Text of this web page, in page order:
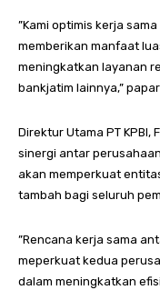
”Kami optimis kerja
memberikan manfaat
meningkatkan layanan
bankjatim lainnya,”
Direktur Utama PT KPBI,
sinergi antar
akan memperkuat
tambah bagi seluruh
”Rencana kerja sama
meperkuat kedua
dalam meningkatkan